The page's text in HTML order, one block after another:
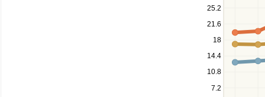
7.2
10.8
14.4
18
21.6
25.2
down
to
navigate
between
series.
Use
the